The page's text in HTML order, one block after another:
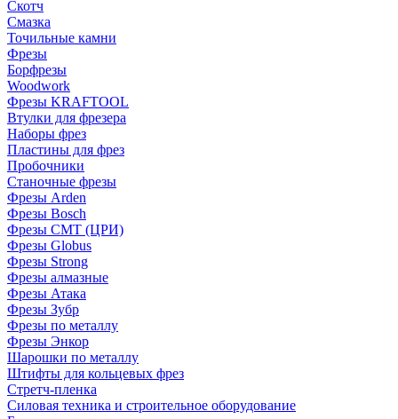
Скотч
Смазка
Точильные камни
Фрезы
Борфрезы
Woodwork
Фрезы KRAFTOOL
Втулки для фрезера
Наборы фрез
Пластины для фрез
Пробочники
Станочные фрезы
Фрезы Arden
Фрезы Bosch
Фрезы CMT (ЦРИ)
Фрезы Globus
Фрезы Strong
Фрезы алмазные
Фрезы Атака
Фрезы Зубр
Фрезы по металлу
Фрезы Энкор
Шарошки по металлу
Штифты для кольцевых фрез
Стретч-пленка
Силовая техника и строительное оборудование